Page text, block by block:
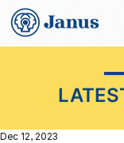
Dec 12, 2023